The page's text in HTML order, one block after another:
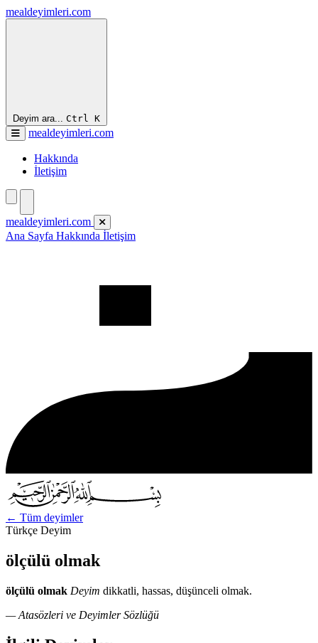
mealdeyimleri.com
Deyim ara... Ctrl K
mealdeyimleri.com
Hakkında
İletişim
mealdeyimleri.com
Ana Sayfa Hakkında İletişim
← Tüm deyimler
Türkçe Deyim
ölçülü olmak
ölçülü olmak Deyim dikkatli, hassas, düşünceli olmak.
— Atasözleri ve Deyimler Sözlüğü